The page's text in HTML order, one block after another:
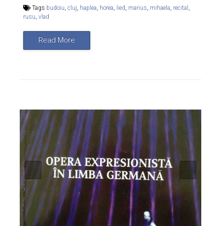
Tags budoiu ,cluj haplea horea lied marius mihaela recital
rusu ,vlad
Read More